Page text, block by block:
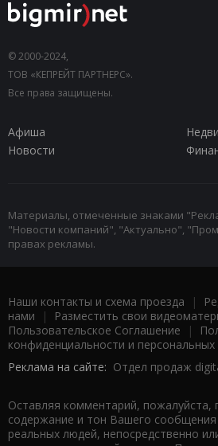
© 2000-2024,
ТОВ «КЕПРЕЙТ ПАРТНЕРС».
Все права защищены.
Афиша
Новости
Материалы, отмеченные знаками
"Новости компаний", "Актуально",
правах рекламы.
Наши контакты и схема проезда |
нами | Разместить свои
Пользовательское Соглашение |
конфиденциальности и
Реклама на сайте: Отдел продаж
Оставляя комментарий,
содержание и тон Вашего сообщения
реальных людей, непосредственно